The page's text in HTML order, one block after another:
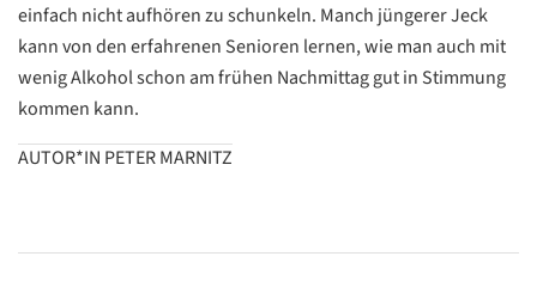
einfach nicht aufhören zu schunkeln. Manch jüngerer Jeck
kann von den erfahrenen Senioren lernen, wie man auch mit
wenig Alkohol schon am frühen Nachmittag gut in Stimmung
kommen kann.
AUTOR*IN PETER MARNITZ
Google